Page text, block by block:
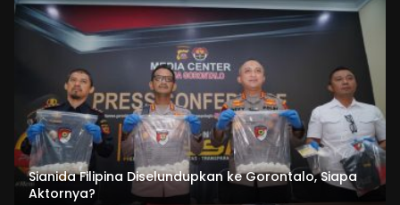
Sianida Filipina Diselundupkan ke Gorontalo, Siapa
Aktornya?